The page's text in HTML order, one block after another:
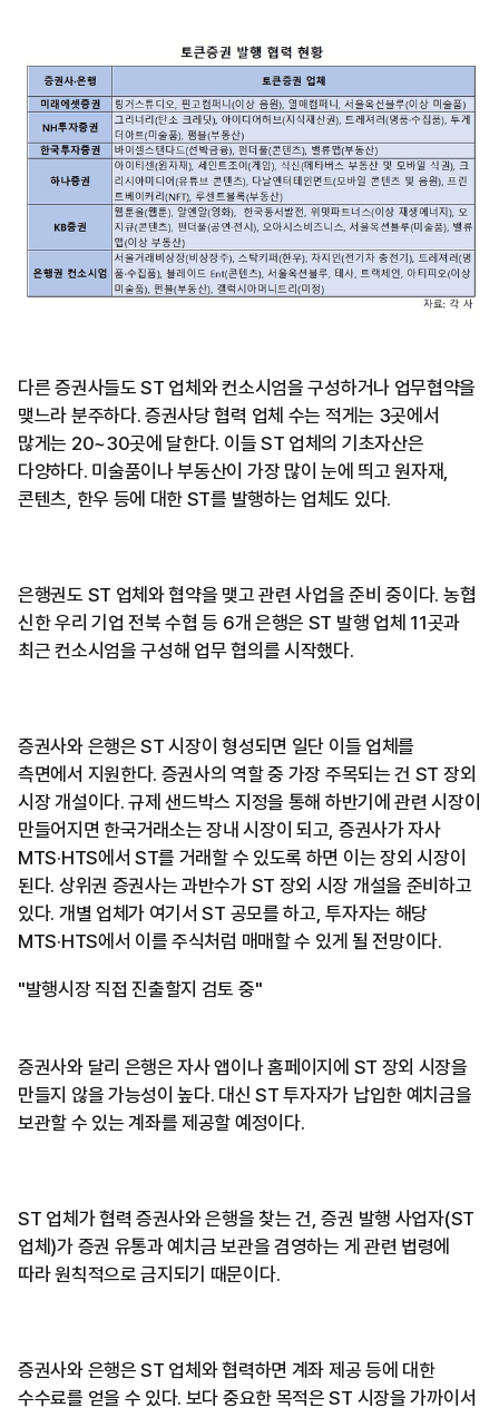
다른 증권사들도 ST 업체와 컨소시엄을 구성하거나 업무협약을
맺느라 분주하다. 증권사당 협력 업체 수는 적게는 3곳에서
많게는 20~30곳에 달한다. 이들 ST 업체의 기초자산은
다양하다. 미술품이나 부동산이 가장 많이 눈에 띄고 원자재,
콘텐츠, 한우 등에 대한 ST를 발행하는 업체도 있다.
은행권도 ST 업체와 협약을 맺고 관련 사업을 준비 중이다. 농협
신한 우리 기업 전북 수협 등 6개 은행은 ST 발행 업체 11곳과
최근 컨소시엄을 구성해 업무 협의를 시작했다.
증권사와 은행은 ST 시장이 형성되면 일단 이들 업체를
측면에서 지원한다. 증권사의 역할 중 가장 주목되는 건 ST 장외
시장 개설이다. 규제 샌드박스 지정을 통해 하반기에 관련 시장이
만들어지면 한국거래소는 장내 시장이 되고, 증권사가 자사
MTS·HTS에서 ST를 거래할 수 있도록 하면 이는 장외 시장이
된다. 상위권 증권사는 과반수가 ST 장외 시장 개설을 준비하고
있다. 개별 업체가 여기서 ST 공모를 하고, 투자자는 해당
MTS·HTS에서 이를 주식처럼 매매할 수 있게 될 전망이다.
"발행시장 직접 진출할지 검토 중"
증권사와 달리 은행은 자사 앱이나 홈페이지에 ST 장외 시장을
만들지 않을 가능성이 높다. 대신 ST 투자자가 납입한 예치금을
보관할 수 있는 계좌를 제공할 예정이다.
ST 업체가 협력 증권사와 은행을 찾는 건, 증권 발행 사업자(ST
업체)가 증권 유통과 예치금 보관을 겸영하는 게 관련 법령에
따라 원칙적으로 금지되기 때문이다.
증권사와 은행은 ST 업체와 협력하면 계좌 제공 등에 대한
수수료를 얻을 수 있다. 보다 중요한 목적은 ST 시장을 가까이서